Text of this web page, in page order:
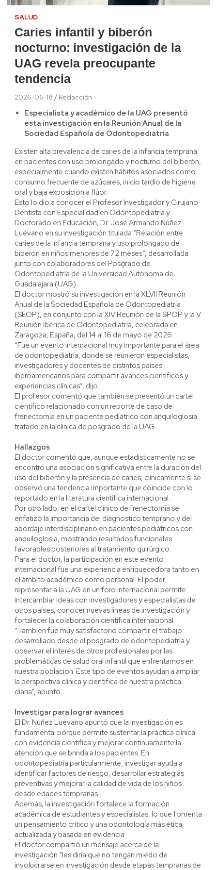
SALUD
Caries infantil y biberón
nocturno: investigación de la
UAG revela preocupante
tendencia
2026-06-18 Redacción
Especialista y académico de la UAG presentó
esta investigación en la Reunión Anual de la
Sociedad Española de Odontopediatría
Existen alta prevalencia de caries de la infancia temprana
en pacientes con uso prolongado y nocturno del biberón,
especialmente cuando existen hábitos asociados como
consumo frecuente de azúcares, inicio tardío de higiene
oral y baja exposición a flúor.
Esto lo dio a conocer el Profesor Investigador y Cirujano
Dentista con Especialidad en Odontopediatría y
Doctorado en Educación, Dr. José Armando Núñez
Luévano en su investigación titulada “Relación entre
caries de la infancia temprana y uso prolongado de
biberón en niños menores de 72 meses”, desarrollada
junto con colaboradores del Posgrado de
Odontopediatría de la Universidad Autónoma de
Guadalajara (UAG).
El doctor mostró su investigación en la XLVII Reunión
Anual de la Sociedad Española de Odontopediatría
(SEOP), en conjunto con la XIV Reunión de la SPOP y la V
Reunión Ibérica de Odontopediatría, celebrada en
Zaragoza, España, del 14 al 16 de mayo de 2026.
“Fue un evento internacional muy importante para el área
de odontopediatría, donde se reunieron especialistas,
investigadores y docentes de distintos países
iberoamericanos para compartir avances científicos y
experiencias clínicas”, dijo.
El profesor comentó que también se presentó un cartel
científico relacionado con un reporte de caso de
frenectomía en un paciente pediátrico con anquiloglosia
tratado en la clínica de posgrado de la UAG.
Hallazgos
El doctor comentó que, aunque estadísticamente no se
encontró una asociación significativa entre la duración del
uso del biberón y la presencia de caries, clínicamente sí se
observó una tendencia importante que coincide con lo
reportado en la literatura científica internacional.
Por otro lado, en el cartel clínico de frenectomía se
enfatizó la importancia del diagnóstico temprano y del
abordaje interdisciplinario en pacientes pediátricos con
anquiloglosia, mostrando resultados funcionales
favorables posteriores al tratamiento quirúrgico.
Para el doctor, la participación en este evento
internacional fue una experiencia enriquecedora tanto en
el ámbito académico como personal. El poder
representar a la UAG en un foro internacional permite
intercambiar ideas con investigadores y especialistas de
otros países, conocer nuevas líneas de investigación y
fortalecer la colaboración científica internacional.
“También fue muy satisfactorio compartir el trabajo
desarrollado desde el posgrado de odontopediatría y
observar el interés de otros profesionales por las
problemáticas de salud oral infantil que enfrentamos en
nuestra población. Este tipo de eventos ayudan a ampliar
la perspectiva clínica y científica de nuestra práctica
diaria”, apuntó.
Investigar para lograr avances
El Dr. Núñez Luévano apuntó que la investigación es
fundamental porque permite sustentar la práctica clínica
con evidencia científica y mejorar continuamente la
atención que se brinda a los pacientes. En
odontopediatría particularmente, investigar ayuda a
identificar factores de riesgo, desarrollar estrategias
preventivas y mejorar la calidad de vida de los niños
desde edades tempranas.
Además, la investigación fortalece la formación
académica de estudiantes y especialistas, lo que fomenta
un pensamiento crítico y una odontología más ética,
actualizada y basada en evidencia.
El doctor compartió un mensaje acerca de la
investigación “les diría que no tengan miedo de
involucrarse en investigación desde etapas tempranas de